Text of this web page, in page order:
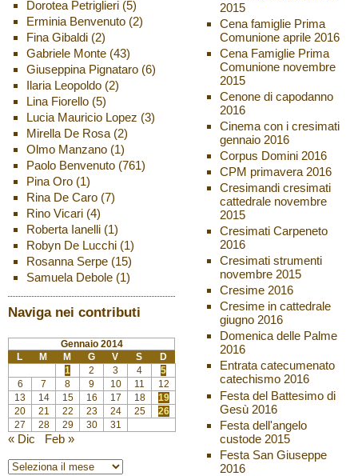
Dorotea Petriglieri(5)
Erminia Benvenuto(2)
Fina Gibaldi(2)
Gabriele Monte(43)
Giuseppina Pignataro(6)
Ilaria Leopoldo(2)
Lina Fiorello(5)
Lucia Mauricio Lopez (3)
Mirella De Rosa(2)
Olmo Manzano(1)
Paolo Benvenuto(761)
Pina Oro(1)
Rina De Caro(7)
Rino Vicari(4)
Roberta Ianelli(1)
Robyn De Lucchi(1)
Rosanna Serpe(15)
Samuela Debole(1)
Naviga nei contributi
Gennaio 2014
L
M M G V S
D
1
2 3 4
5
6
7 8 9 10 11
12
13
14 15 16 17 18
19
20
21 22 23 24 25
26
27
28 29 30 31
« Dic Feb »
2015
Cena famiglie Prima
Comunione aprile 2016
Cena Famiglie Prima
Comunione novembre
2015
Cenone di capodanno
2016
Cinema con i cresimati
gennaio 2016
Corpus Domini 2016
CPM primavera 2016
Cresimandi cresimati
cattedrale novembre
2015
Cresimati Carpeneto
2016
Cresimati strumenti
novembre 2015
Cresime 2016
Cresime in cattedrale
giugno 2016
Domenica delle Palme
2016
Entrata catecumenato
catechismo 2016
Festa del Battesimo di
Gesù 2016
Festa dell'angelo
custode 2015
Festa San Giuseppe
2016